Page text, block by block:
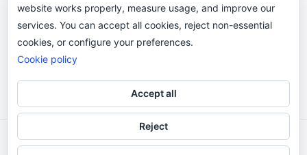
le quiten el teléfono.
Odi O'Malley © 2016-2025. Todos Los Derechos
website works properly, measure usage, and improve our
services. You can accept all cookies, reject non-essential
cookies, or configure your preferences.
Cookie policy
Accept all
Reject